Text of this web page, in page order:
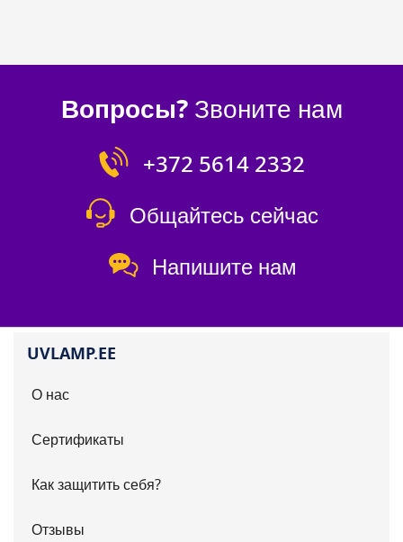
Вопросы?Звоните нам
+372 5614 2332
Общайтесь сейчас
Напишите нам
UVLAMP.EE
О нас
Сертификаты
Как защитить себя?
Отзывы